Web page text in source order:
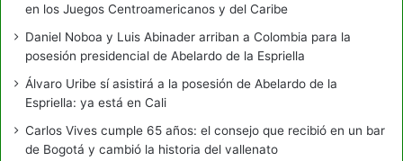
en los Juegos Centroamericanos y del Caribe
Daniel Noboa y Luis Abinader arriban a Colombia para la
posesión presidencial de Abelardo de la Espriella
Álvaro Uribe sí asistirá a la posesión de Abelardo de la
Espriella: ya está en Cali
Carlos Vives cumple 65 años: el consejo que recibió en un bar
de Bogotá y cambió la historia del vallenato